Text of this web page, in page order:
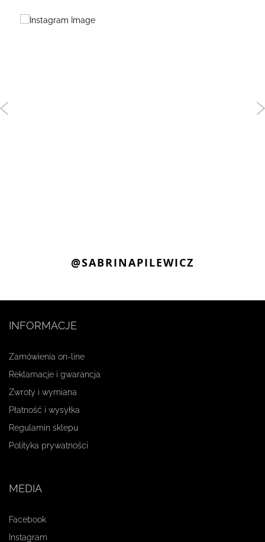
@SABRINAPILEWICZ
INFORMACJE
Zamówienia on-line
Reklamacje i gwarancja
Zwroty i wymiana
Płatność i wysyłka
Regulamin sklepu
Polityka prywatności
MEDIA
Facebook
Instagram